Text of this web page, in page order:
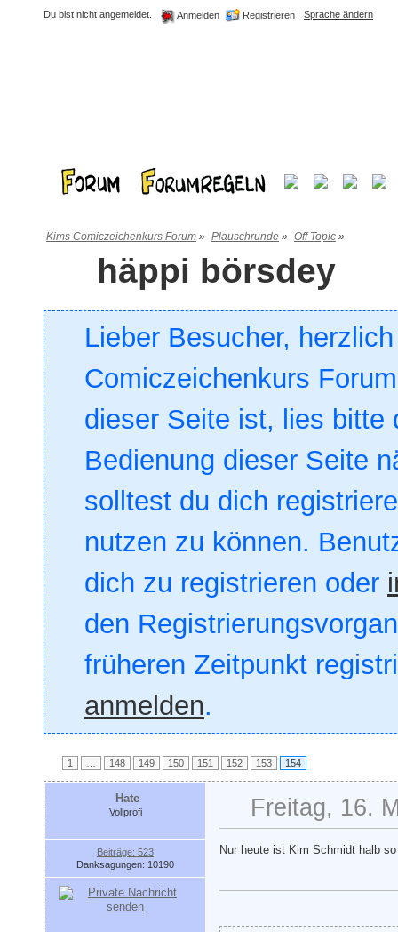
Du bist nicht angemeldet. Anmelden Registrieren Sprache ändern
Kims Comiczeichenkurs Forum » Plauschrunde » Off Topic »
häppi börsdey
Lieber Besucher,
Comiczeichenkurs
dieser Seite ist, lies bitte
Bedienung dieser Seite
solltest du dich
nutzen zu können.
dich zu registrieren oder
den
früheren Zeitpunkt
anmelden.
1 … 148 149 150 151 152 153 154
Hate
Vollprofi
Beiträge: 523
Danksagungen: 10190
Freitag, 16.
Nur heute ist Kim Schmidt halb